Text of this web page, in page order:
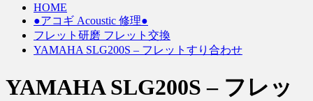
HOME
●アコギ Acoustic 修理●
フレット研磨 フレット交換
YAMAHA SLG200S – フレットすり合わせ
YAMAHA SLG200S – フレッ